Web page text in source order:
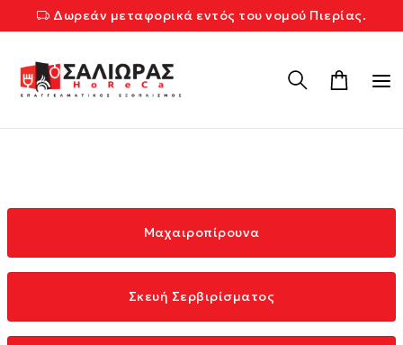
Δωρεάν μεταφορικά εντός του νομού Πιερίας.
Μαχαιροπίρουνα
Σκευή Σερβιρίσματος